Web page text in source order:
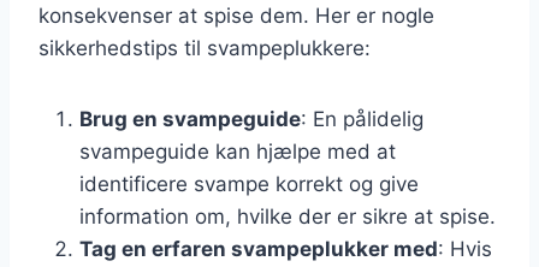
konsekvenser at spise dem. Her er nogle
sikkerhedstips til svampeplukkere:
Brug en svampeguide: En pålidelig
svampeguide kan hjælpe med at
identificere svampe korrekt og give
information om, hvilke der er sikre at spise.
Tag en erfaren svampeplukker med: Hvis